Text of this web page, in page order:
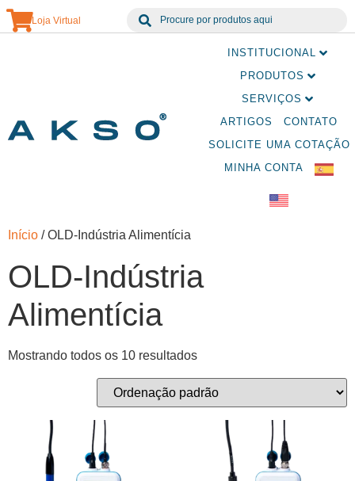
Loja Virtual
INSTITUCIONAL
PRODUTOS
SERVIÇOS
ARTIGOS
CONTATO
SOLICITE UMA COTAÇÃO
MINHA CONTA
Início / OLD-Indústria Alimentícia
OLD-Indústria
Alimentícia
Mostrando todos os 10 resultados